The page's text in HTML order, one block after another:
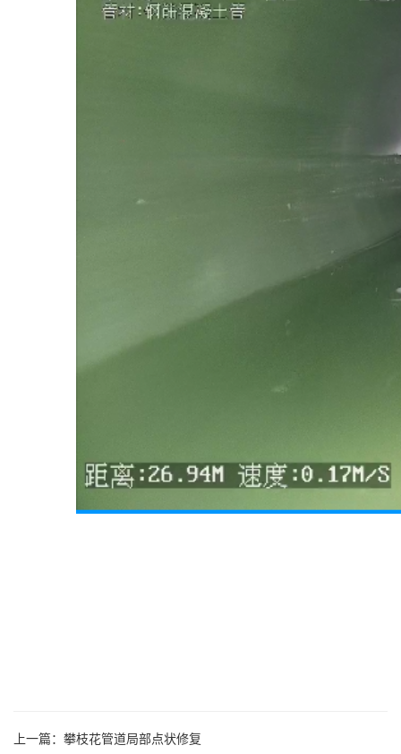
上一篇： 攀枝花管道局部点状修复